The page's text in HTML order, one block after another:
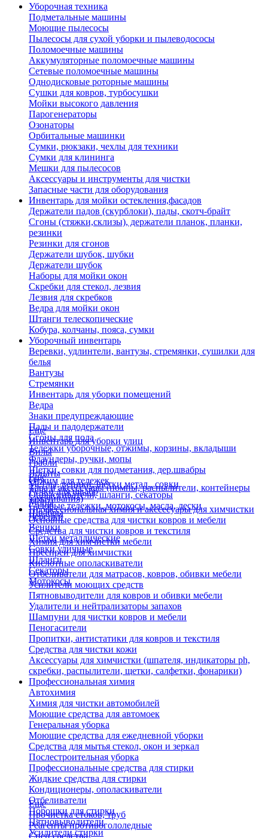
Уборочная техника
Подметальные машины
Моющие пылесосы
Пылесосы для сухой уборки и пылеводососы
Поломоечные машины
Аккумуляторные поломоечные машины
Сетевые поломоечные машины
Однодисковые роторные машины
Сушки для ковров, турбосушки
Мойки высокого давления
Парогенераторы
Озонаторы
Орбитальные машинки
Сумки, рюкзаки, чехлы для техники
Сумки для клининга
Мешки для пылесосов
Аксессуары и инструменты для чистки
Запасные части для оборудования
Инвентарь для мойки остекления,фасадов
Держатели падов (скурблоки), пады, скотч-брайт
Сгоны (стяжки,склизы), держатели планок, планки,
резинки
Резинки для сгонов
Держатели шубок, шубки
Держатели шубок
Наборы для мойки окон
Скребки для стекол, лезвия
Лезвия для скребков
Ведра для мойки окон
Штанги телескопические
Кобура, колчаны, пояса, сумки
Уборочный инвентарь
Веревки, удлинтели, вантузы, стремянки, сушилки для
белья
Вантузы
Стремянки
Инвентарь для уборки помещений
Ведра
Знаки предупреждающие
Пады и падодержатели
Сгоны для пола
Тележки уборочные, отжимы, корзины, вкладыши
Флаундеры, ручки, мопы
Щетки, совки для подметания, дер.швабры
Отжим для тележек
Ручки для швабр
Мопы
Швабры
Еще
Инвентарь для уборки улиц
Вилы
Грабли
Лопаты
Метлы, веники, щетки метал., совки
Опрыскиватели, шланги, секаторы
Садовые тележки, мотокосы, масла, лески
Черенки
Веники
Щетки металлические
Совки уличные
Шланги
Секаторы
Мотокосы
Еще
Тара и аксессуары (помпы, распылители, контейнеры
замачивания)
Профессиональная химия и акссесуары для химчистки
Основные средства для чистки ковров и мебели
Средства для чистки ковров и текстиля
Химия для химчистки мебели
Преспреи для химчистки
Кислотные ополаскиватели
Отбеливатели для матрасов, ковров, обивки мебели
Усилители моющих средств
Пятновыводители для ковров и обивки мебели
Удалители и нейтрализаторы запахов
Шампуни для чистки ковров и мебели
Пеногасители
Пропитки, антистатики для ковров и текстиля
Средства для чистки кожи
Аксессуары для химчистки (шпателя, индикаторы ph,
скребки, распылители, щетки, салфетки, фонарики)
Профессиональная химия
Автохимия
Химия для чистки автомобилей
Моющие средства для автомоек
Генеральная уборка
Моющие средства для ежедневной уборки
Средства для мытья стекол, окон и зеркал
Послестроительная уборка
Профессиональные средства для стирки
Жидкие средства для стирки
Кондиционеры, ополаскиватели
Отбеливатели
Порошки для стирки
Пятновыводители
Усилители стирки
Еще
Прочистка стоков, труб
Реагенты противогололедные
Спец.средства